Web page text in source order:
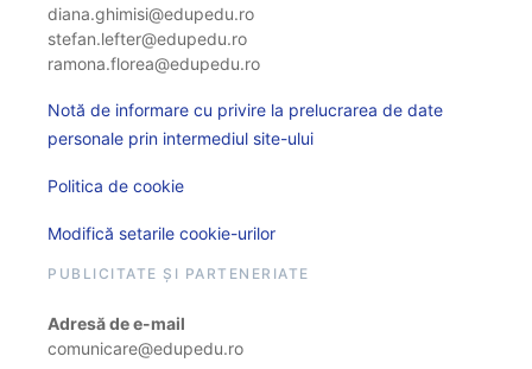
diana.ghimisi@edupedu.ro
stefan.lefter@edupedu.ro
ramona.florea@edupedu.ro
Notă de informare cu privire la prelucrarea de date
personale prin intermediul site-ului
Politica de cookie
Modifică setarile cookie-urilor
PUBLICITATE ȘI PARTENERIATE
Adresă de e-mail
comunicare@edupedu.ro